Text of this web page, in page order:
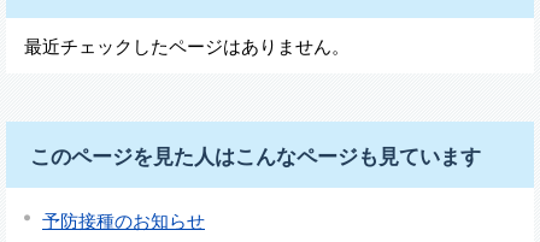
最近チェックしたページはありません。
このページを見た人はこんなページも見ています
予防接種のお知らせ